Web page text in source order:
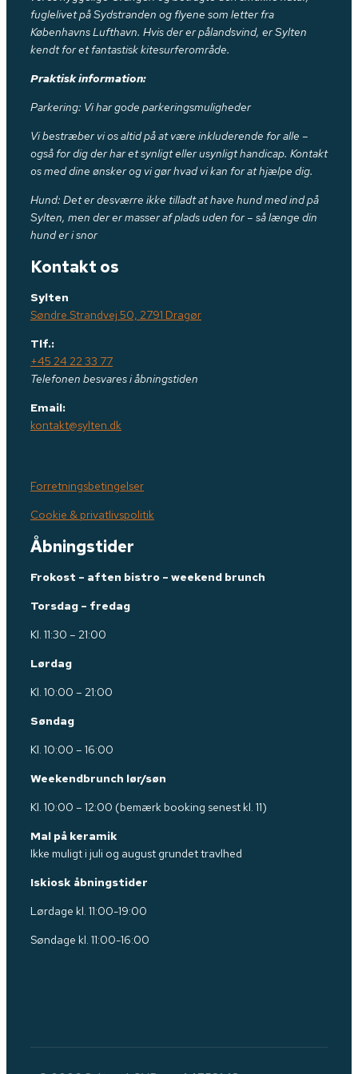
fuglelivet på Sydstranden og flyene som letter fra
Københavns Lufthavn. Hvis der er pålandsvind, er Sylten
kendt for et fantastisk kitesurferområde.
Praktisk information:
Parkering: Vi har gode parkeringsmuligheder
Vi bestræber vi os altid på at være inkluderende for alle –
også for dig der har et synligt eller usynligt handicap. Kontakt
os med dine ønsker og vi gør hvad vi kan for at hjælpe dig.
Hund: Det er desværre ikke tilladt at have hund med ind på
Sylten, men der er masser af plads uden for – så længe din
hund er i snor
Kontakt os
Sylten
Søndre Strandvej 50, 2791 Dragør
Tlf.:
+45 24 22 33 77
Telefonen besvares i åbningstiden
Email:
kontakt@sylten.dk
Forretningsbetingelser
Cookie & privatlivspolitik
Åbningstider
Frokost – aften bistro – weekend brunch
Torsdag – fredag
Kl. 11:30 – 21:00
Lørdag
Kl. 10:00 – 21:00
Søndag
Kl. 10:00 – 16:00
Weekendbrunch lør/søn
Kl. 10:00 – 12:00 (bemærk booking senest kl. 11)
Mal på keramik
Ikke muligt i juli og august grundet travlhed
Iskiosk åbningstider
Lørdage kl. 11:00-19:00
Søndage kl. 11:00-16:00